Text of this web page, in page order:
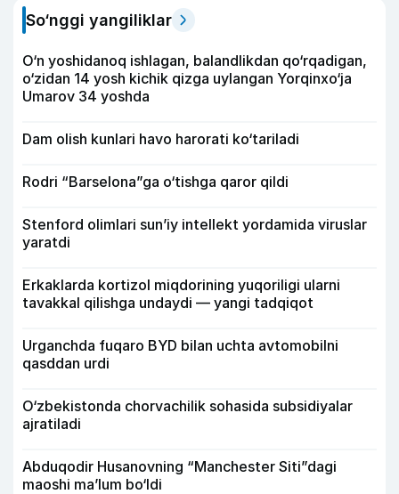
So‘nggi yangiliklar
O‘n yoshidanoq ishlagan, balandlikdan qo‘rqadigan,
o‘zidan 14 yosh kichik qizga uylangan Yorqinxo‘ja
Umarov 34 yoshda
Dam olish kunlari havo harorati ko‘tariladi
Rodri “Barselona”ga o‘tishga qaror qildi
Stenford olimlari sun’iy intellekt yordamida viruslar
yaratdi
Erkaklarda kortizol miqdorining yuqoriligi ularni
tavakkal qilishga undaydi — yangi tadqiqot
Urganchda fuqaro BYD bilan uchta avtomobilni
qasddan urdi
O‘zbekistonda chorvachilik sohasida subsidiyalar
ajratiladi
Abduqodir Husanovning “Manchester Siti”dagi
maoshi ma’lum bo‘ldi